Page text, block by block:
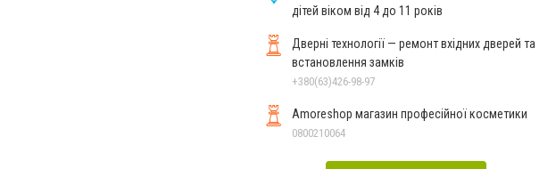
дітей віком від 4 до 11 років
Дверні технології — ремонт вхідних дверей та
встановлення замків
+380(63)426-98-97
Amoreshop магазин професійної косметики
0800210064